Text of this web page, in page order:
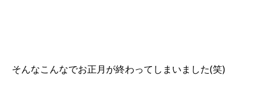
そんなこんなでお正月が終わってしまいました(笑)